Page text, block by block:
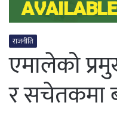
राजनीति
एमालेको
र सचेतकमा